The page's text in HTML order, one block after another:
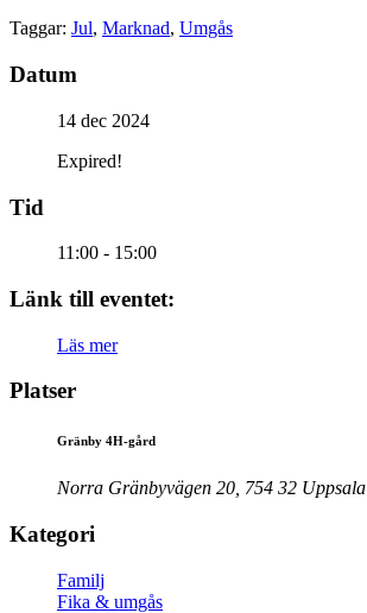
Taggar: Jul, Marknad, Umgås
Datum
14 dec 2024
Expired!
Tid
11:00 - 15:00
Länk till eventet:
Läs mer
Platser
Gränby 4H-gård
Norra Gränbyvägen 20, 754 32 Uppsala
Kategori
Familj
Fika & umgås